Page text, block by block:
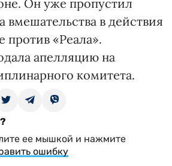
Он уже пропустил
вмешательства в действия
против «Реала».
апелляцию на
комитета.
ее мышкой и нажмите
ошибку